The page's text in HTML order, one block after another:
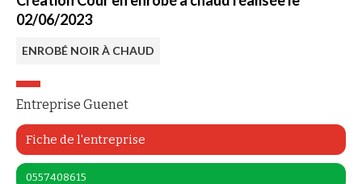
02/06/2023
ENROBÉ NOIR À CHAUD
Entreprise Guenet
Fiche de l'entreprise
0557408615